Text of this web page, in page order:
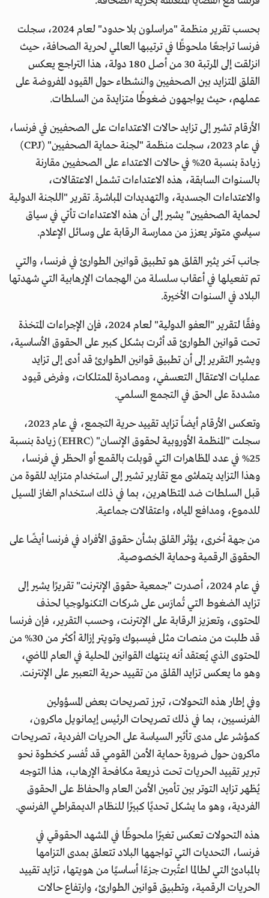
بحسب تقرير منظمة "مراسلون بلا حدود" لعام 2024، سجلت
فرنسا تراجعًا ملحوظًا في ترتيبها العالمي لحرية الصحافة، حيث
انزلقت إلى المرتبة 30 من أصل 180 دولة، هذا التراجع يعكس
القلق المتزايد بين الصحفيين والنشطاء حول القيود المفروضة على
عملهم، حيث يواجهون ضغوطًا متزايدة من السلطات.
الأرقام تشير إلى تزايد حالات الاعتداءات على الصحفيين في فرنسا،
في عام 2023، سجلت منظمة "لجنة حماية الصحفيين" (CPJ)
زيادة بنسبة 20% في حالات الاعتداء على الصحفيين مقارنة
بالسنوات السابقة، هذه الاعتداءات تشمل الاعتقالات،
والاعتداءات الجسدية، والتهديدات المباشرة. تقرير "اللجنة الدولية
لحماية الصحفيين" يشير إلى أن هذه الاعتداءات تأتي في سياق
سياسي متوتر يعزز من ممارسة الرقابة على وسائل الإعلام.
جانب آخر يثير القلق هو تطبيق قوانين الطوارئ في فرنسا، والتي
تم تفعيلها في أعقاب سلسلة من الهجمات الإرهابية التي شهدتها
البلاد في السنوات الأخيرة.
وفقًا لتقرير "العفو الدولية" لعام 2024، فإن الإجراءات المتخذة
تحت قوانين الطوارئ قد أثرت بشكل كبير على الحقوق الأساسية،
ويشير التقرير إلى أن تطبيق قوانين الطوارئ قد أدى إلى تزايد
عمليات الاعتقال التعسفي، ومصادرة الممتلكات، وفرض قيود
مشددة على الحق في التجمع السلمي.
وتعكس الأرقام أيضاً تزايد تقييد حرية التجمع، في عام 2023،
سجلت "المنظمة الأوروبية لحقوق الإنسان" (EHRC) زيادة بنسبة
25% في عدد المظاهرات التي قوبلت بالقمع أو الحظر في فرنسا،
وهذا التزايد يتماشى مع تقارير تشير إلى استخدام متزايد للقوة من
قبل السلطات ضد المتظاهرين، بما في ذلك استخدام الغاز المسيل
للدموع، ومدافع المياه، واعتقالات جماعية.
من جهة أخرى، يؤثر القلق بشأن حقوق الأفراد في فرنسا أيضًا على
الحقوق الرقمية وحماية الخصوصية.
في عام 2024، أصدرت "جمعية حقوق الإنترنت" تقريرًا يشير إلى
تزايد الضغوط التي تُمارَس على شركات التكنولوجيا لحذف
المحتوى، وتعزيز الرقابة على الإنترنت، وحسب التقرير، فإن فرنسا
قد طلبت من منصات مثل فيسبوك وتويتر إزالة أكثر من 30% من
المحتوى الذي يُعتقد أنه ينتهك القوانين المحلية في العام الماضي،
وهو ما يعكس تزايد القلق من تقييد حرية التعبير على الإنترنت.
وفي إطار هذه التحولات، تبرز تصريحات بعض المسؤولين
الفرنسيين، بما في ذلك تصريحات الرئيس إيمانويل ماكرون،
كمؤشر على مدى تأثير السياسة على الحريات الفردية، تصريحات
ماكرون حول ضرورة حماية الأمن القومي قد تُفسر كخطوة نحو
تبرير تقييد الحريات تحت ذريعة مكافحة الإرهاب، هذا التوجه
يُظهر تزايد التوتر بين تأمين الأمن العام والحفاظ على الحقوق
الفردية، وهو ما يشكل تحديًا كبيرًا للنظام الديمقراطي الفرنسي.
هذه التحولات تعكس تغيرًا ملحوظًا في المشهد الحقوقي في
فرنسا، التحديات التي تواجهها البلاد تتعلق بمدى التزامها
بالمبادئ التي لطالما اعتُبرت جزءًا أساسيًا من هويتها، تزايد تقييد
الحريات الرقمية، وتطبيق قوانين الطوارئ، وارتفاع حالات